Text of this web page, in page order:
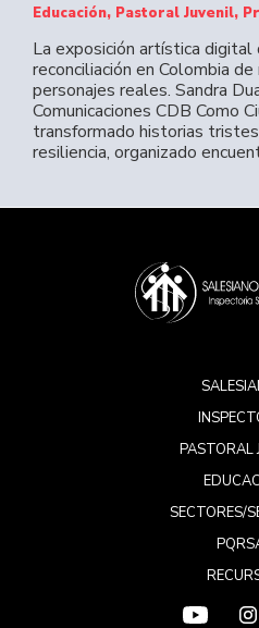
Educación, Pastoral Juvenil,
La exposición artística digital
reconciliación en Colombia
personajes reales. Sandra
Comunicaciones CDB Como
transformado historias
resiliencia, organizado
PASTORAL
SECTORES/